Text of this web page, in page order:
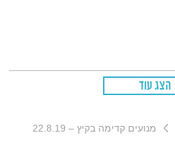
הצג עוד
מנועים קדימה בקיץ – 22.8.19